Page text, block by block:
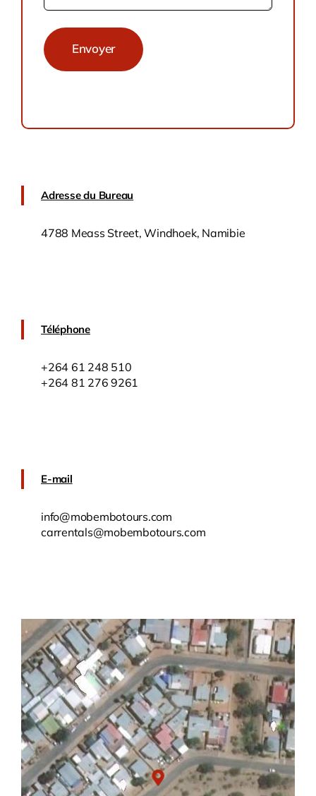
Adresse du Bureau
4788 Meass Street, Windhoek, Namibie
Téléphone
+264 61 248 510
+264 81 276 9261
E-mail
info@mobembotours.com
carrentals@mobembotours.com